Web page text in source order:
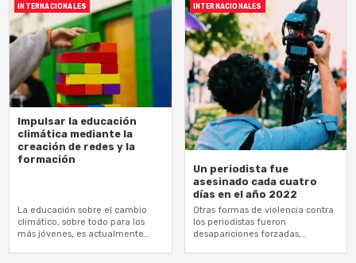
INTERNACIONALES
Impulsar la educación
climática mediante la
creación de redes y la
formación
La educación sobre el cambio
climático, sobre todo para los
más jóvenes, es actualmente
INTERNACIONALES
Un periodista fue
asesinado cada cuatro
días en el año 2022
Otras formas de violencia contra
los periodistas fueron
desapariciones forzadas,